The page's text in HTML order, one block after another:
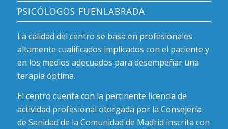
PSICÓLOGOS FUENLABRADA
La calidad del centro se basa en profesionales
altamente cualificados implicados con el paciente y
en los medios adecuados para desempeñar una
terapia óptima.
El centro cuenta con la pertinente licencia de
actividad profesional otorgada por la Consejería
de Sanidad de la Comunidad de Madrid inscrita con